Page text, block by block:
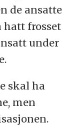
de ansatte
hatt frosset
under
skal ha
men